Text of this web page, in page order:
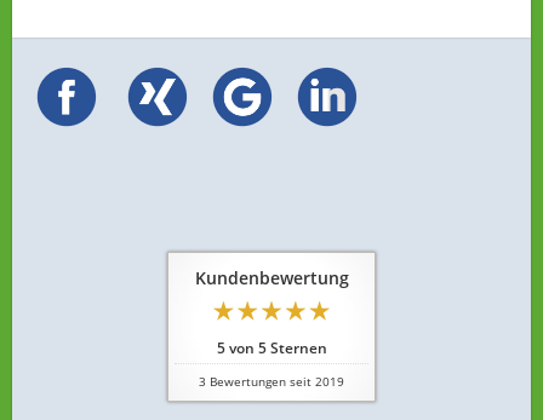
Kundenbewertung
5von 5Sternen
3 Bewertungen seit 2019